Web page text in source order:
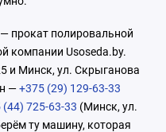
прокат полировальной
компании Usoseda.by.
и Минск, ул. Скрыганова
—+375 (29) 129-63-33
(44) 725-63-33 (Минск, ул.
ту машину, которая